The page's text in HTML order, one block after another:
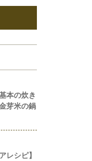
本の炊き
芽米の鍋
レシピ】